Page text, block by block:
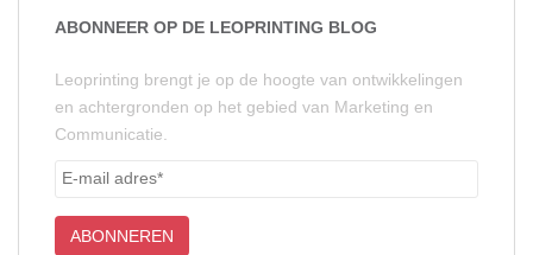
ABONNEER OP DE LEOPRINTING BLOG
Leoprinting brengt je op de hoogte van ontwikkelingen
en achtergronden op het gebied van Marketing en
Communicatie.